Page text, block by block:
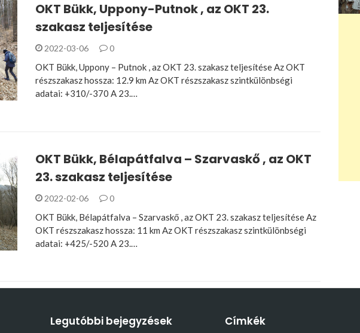
OKT Bükk, Uppony-Putnok , az OKT 23.
szakasz teljesítése
2022-03-06 0
OKT Bükk, Uppony – Putnok , az OKT 23. szakasz teljesítése Az OKT
részszakasz hossza: 12.9 km Az OKT részszakasz szintkülönbségi
adatai: +310/-370 A 23.…
OKT Bükk, Bélapátfalva – Szarvaskő , az OKT
23. szakasz teljesítése
2022-02-06 0
OKT Bükk, Bélapátfalva – Szarvaskő , az OKT 23. szakasz teljesítése Az
OKT részszakasz hossza: 11 km Az OKT részszakasz szintkülönbségi
adatai: +425/-520 A 23.…
Legutóbbi bejegyzések Címkék